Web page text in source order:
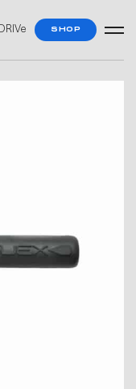
DRIVe SHOP